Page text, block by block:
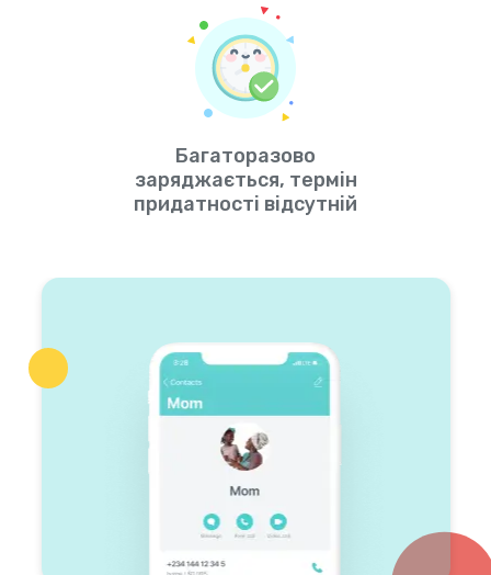
Багаторазово
заряджається, термін
придатності відсутній